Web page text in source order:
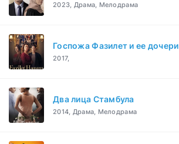
2023, Драма, Мелодрама
Госпожа Фазилет и ее дочери
2017,
Два лица Стамбула
2014, Драма, Мелодрама